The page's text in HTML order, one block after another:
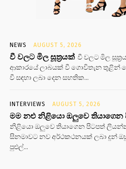
NEWS AUGUST 5, 2026
වී වලට මිල සූත්‍රයක් වී වලට මිල
ආකාරයේ ලාබයක් වී ගොවිතැන තුළින්
වී සඳහා ලබා දෙන සහතික...
INTERVIEWS AUGUST 5, 2026
මම නළු නිළියො ඔලුවෙ තියාගෙන
නිළියො ඔලුවෙ තියාගෙන පිටපත්
සිනමාවට නව අර්ථකථනයක් ලබා දුන්
පුළුල්...